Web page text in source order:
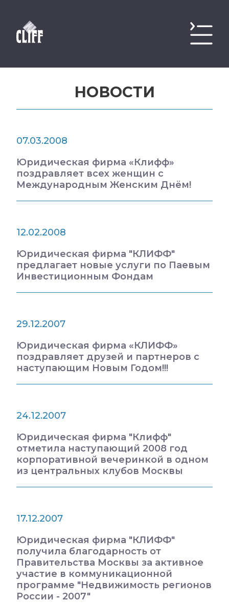
НОВОСТИ
07.03.2008
Юридическая фирма «Клифф»
поздравляет всех женщин с
Международным Женским Днём!
12.02.2008
Юридическая фирма "КЛИФФ"
предлагает новые услуги по Паевым
Инвестиционным Фондам
29.12.2007
Юридическая фирма «КЛИФФ»
поздравляет друзей и партнеров с
наступающим Новым Годом!!!
24.12.2007
Юридическая фирма "Клифф"
отметила наступающий 2008 год
корпоративной вечеринкой в одном
из центральных клубов Москвы
17.12.2007
Юридическая фирма "КЛИФФ"
получила благодарность от
Правительства Москвы за активное
участие в коммуникационной
программе "Недвижимость регионов
России - 2007"